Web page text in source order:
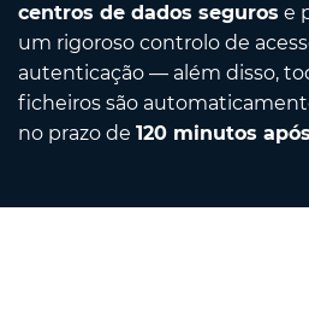
centros de dados seguros e
um rigoroso controlo de
autenticação — além disso,
ficheiros são
no prazo de 120 minutos